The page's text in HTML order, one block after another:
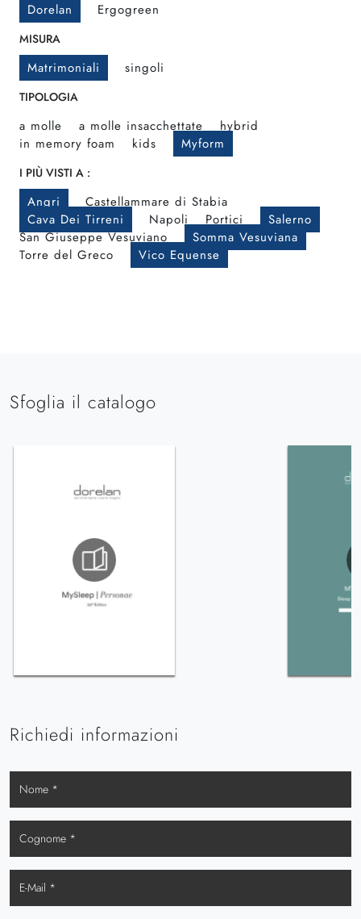
Dorelan Ergogreen
MISURA
Matrimoniali singoli
TIPOLOGIA
a molle a molle insacchettate
hybrid
in memory foam
kids Myform
I PIÙ VISTI A :
Angri
Castellammare di Stabia
Cava Dei Tirreni
Napoli Portici
Salerno
San Giuseppe Vesuviano
Somma Vesuviana
Torre del Greco
Vico Equense
Sfoglia il catalogo
Richiedi informazioni